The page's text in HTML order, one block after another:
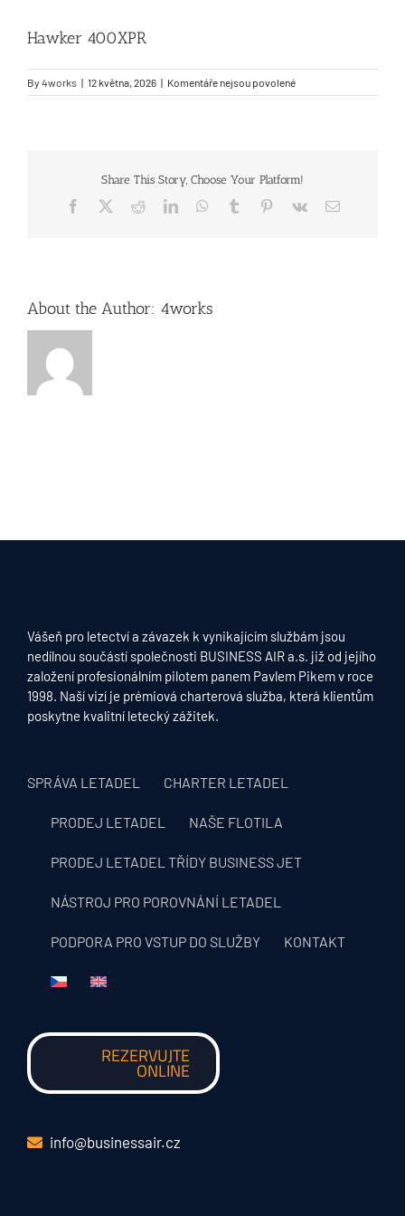
Podpora pro vstup do služby
Kontakt
Hawker 400XPR
By 4works | 12 května, 2026 | Komentáře nejsou povolenéu
textu
Share This Story, Choose Your Platform!
Facebook RedditLinkedInWhatsApp
Tumblr Pinterest
Vk Email
About the Author: 4works
Vášeň pro letectví a závazek k vynikajícím službám jsou
nedílnou součástí společnosti BUSINESS AIR a.s. již od jejího
založení profesionálním pilotem panem Pavlem Pikem v roce
1998. Naší vizí je prémiová charterová služba, která klientům
poskytne kvalitní letecký zážitek.
SPRÁVA LETADEL CHARTER LETADEL
PRODEJ LETADEL NAŠE FLOTILA
PRODEJ LETADEL TŘÍDY BUSINESS JET
NÁSTROJ PRO POROVNÁNÍ LETADEL
PODPORA PRO VSTUP DO SLUŽBY KONTAKT
REZERVUJTE
ONLINE
info@businessair.cz